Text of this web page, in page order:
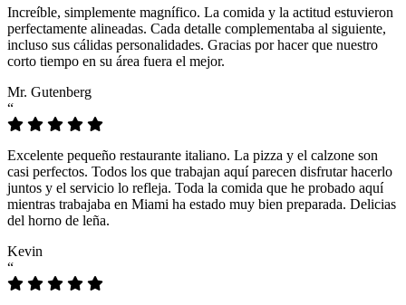
Increíble, simplemente magnífico. La comida y la actitud estuvieron
perfectamente alineadas. Cada detalle complementaba al siguiente,
incluso sus cálidas personalidades. Gracias por hacer que nuestro
corto tiempo en su área fuera el mejor.
Mr. Gutenberg
“
Excelente pequeño restaurante italiano. La pizza y el calzone son
casi perfectos. Todos los que trabajan aquí parecen disfrutar hacerlo
juntos y el servicio lo refleja. Toda la comida que he probado aquí
mientras trabajaba en Miami ha estado muy bien preparada. Delicias
del horno de leña.
Kevin
“